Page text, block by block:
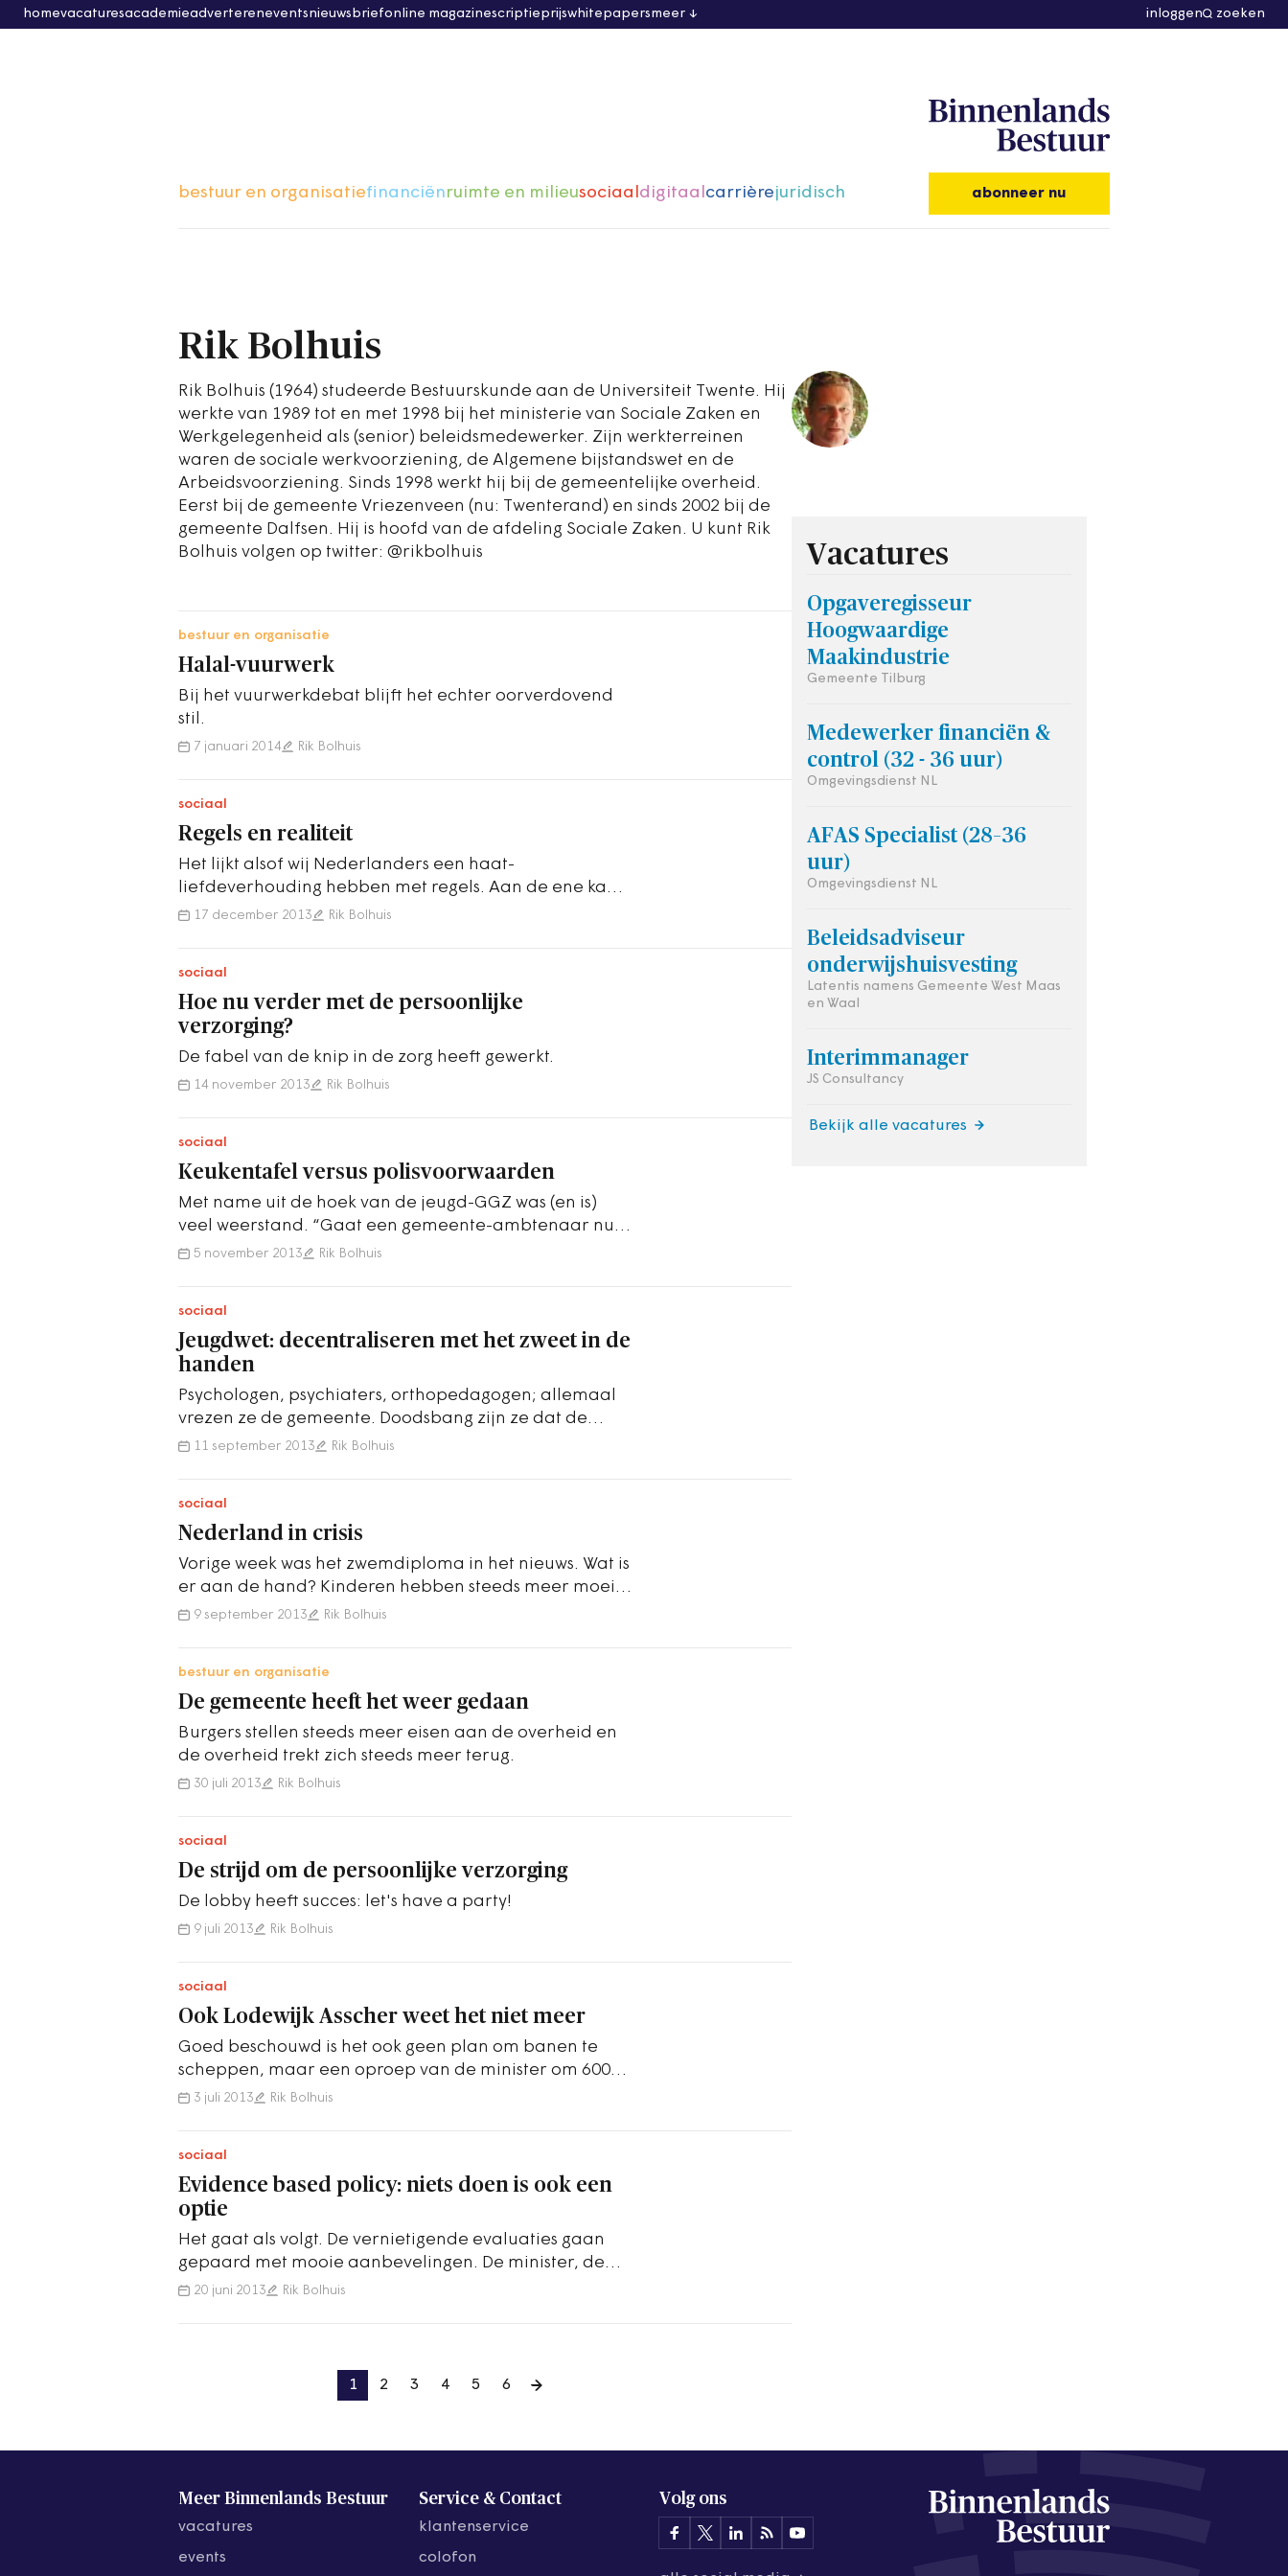
homevacaturesacademieadvertereneventsnieuwsbriefonline magazinescriptieprijswhitepapersmeer inloggen zoeken
bestuur en organisatiefinanciënruimte en milieusociaaldigitaalcarrièrejuridisch abonneer nu
Rik Bolhuis
Rik Bolhuis (1964) studeerde Bestuurskunde aan de Universiteit Twente. Hij
werkte van 1989 tot en met 1998 bij het ministerie van Sociale Zaken en
Werkgelegenheid als (senior) beleidsmedewerker. Zijn werkterreinen
waren de sociale werkvoorziening, de Algemene bijstandswet en de
Arbeidsvoorziening. Sinds 1998 werkt hij bij de gemeentelijke overheid.
Eerst bij de gemeente Vriezenveen (nu: Twenterand) en sinds 2002 bij de
gemeente Dalfsen. Hij is hoofd van de afdeling Sociale Zaken. U kunt Rik
Bolhuis volgen op twitter: @rikbolhuis
bestuur en organisatie
Halal-vuurwerk
Bij het vuurwerkdebat blijft het echter oorverdovend
stil.
7 januari 2014 Rik Bolhuis
sociaal
Regels en realiteit
Het lijkt alsof wij Nederlanders een haat-
liefdeverhouding hebben met regels. Aan de ene kant
hechten we veel waarde aan regels en wetten.…
17 december 2013 Rik Bolhuis
sociaal
Hoe nu verder met de persoonlijke
verzorging?
De fabel van de knip in de zorg heeft gewerkt.
14 november 2013 Rik Bolhuis
sociaal
Keukentafel versus polisvoorwaarden
Met name uit de hoek van de jeugd-GGZ was (en is)
veel weerstand. “Gaat een gemeente-ambtenaar nu
met ons meekijken?” , zo vraagt de…
5 november 2013 Rik Bolhuis
sociaal
Jeugdwet: decentraliseren met het zweet in de
handen
Psychologen, psychiaters, orthopedagogen; allemaal
vrezen ze de gemeente. Doodsbang zijn ze dat de
gemeente meekijkt met hun werk.
11 september 2013 Rik Bolhuis
sociaal
Nederland in crisis
Vorige week was het zwemdiploma in het nieuws. Wat is
er aan de hand? Kinderen hebben steeds meer moeite
met schoolslag. Het kost te veel…
9 september 2013 Rik Bolhuis
bestuur en organisatie
De gemeente heeft het weer gedaan
Burgers stellen steeds meer eisen aan de overheid en
de overheid trekt zich steeds meer terug.
30 juli 2013 Rik Bolhuis
sociaal
De strijd om de persoonlijke verzorging
De lobby heeft succes: let's have a party!
9 juli 2013 Rik Bolhuis
sociaal
Ook Lodewijk Asscher weet het niet meer
Goed beschouwd is het ook geen plan om banen te
scheppen, maar een oproep van de minister om 600
miljoen euro stuk te slaan
3 juli 2013 Rik Bolhuis
sociaal
Evidence based policy: niets doen is ook een
optie
Het gaat als volgt. De vernietigende evaluaties gaan
gepaard met mooie aanbevelingen. De minister, de
gedeputeerde of de wethouder neemt de…
20 juni 2013 Rik Bolhuis
Vacatures
Opgaveregisseur
Hoogwaardige
Maakindustrie
Gemeente Tilburg
Medewerker financiën &
control (32 - 36 uur)
Omgevingsdienst NL
AFAS Specialist (28–36
uur)
Omgevingsdienst NL
Beleidsadviseur
onderwijshuisvesting
Latentis namens Gemeente West Maas
en Waal
Interimmanager
JS Consultancy
Bekijk alle vacatures
1 2 3 4 5 6
Meer Binnenlands Bestuur
vacatures
events
Service & Contact
klantenservice
colofon
Volg ons